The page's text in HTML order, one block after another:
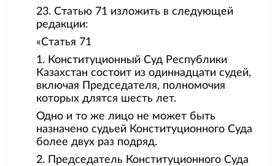
23. Статью 71 изложить в следующей
редакции:
«Статья 71
1. Конституционный Суд Республики
Казахстан состоит из одиннадцати судей,
включая Председателя, полномочия
которых длятся шесть лет.
Одно и то же лицо не может быть
назначено судьей Конституционного Суда
более двух раз подряд.
2. Председатель Конституционного Суда